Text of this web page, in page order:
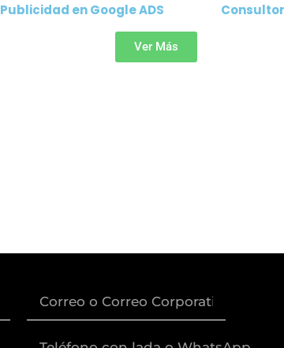
Publicidad en Google ADS
Ver Más